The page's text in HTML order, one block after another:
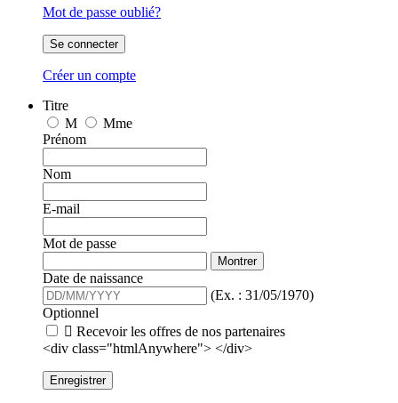
Mot de passe oublié?
Se connecter
Créer un compte
Titre
M
Mme
Prénom
Nom
E-mail
Mot de passe
Montrer
Date de naissance
(Ex. : 31/05/1970)
Optionnel
 Recevoir les offres de nos partenaires
<div class="htmlAnywhere"> </div>
Enregistrer